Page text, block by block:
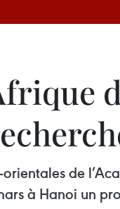
de
à Hanoi un